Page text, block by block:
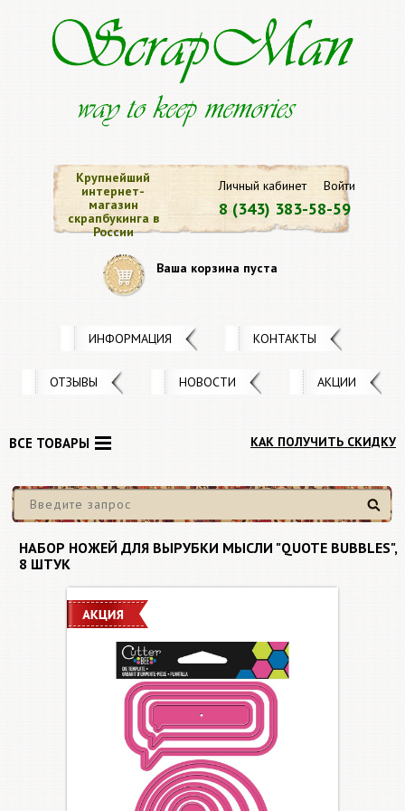
Личный кабинет Войти
8 (343) 383-58-59
Крупнейший
интернет-
магазин
скрапбукинга в
России
Ваша корзина пуста
ИНФОРМАЦИЯ КОНТАКТЫ
ОТЗЫВЫ НОВОСТИ АКЦИИ
КАК ПОЛУЧИТЬ СКИДКУ
Найти
ВСЕ ТОВАРЫ
НАБОР НОЖЕЙ ДЛЯ ВЫРУБКИ МЫСЛИ "QUOTE BUBBLES",
8 ШТУК